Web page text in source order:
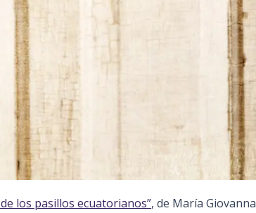
los pasillos ecuatorianos”, de María Giovanna